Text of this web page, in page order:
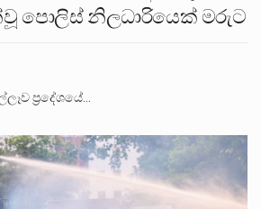
පොලිස් නිලධාරියෙක් මරුට
ප්‍රදේශයේ…